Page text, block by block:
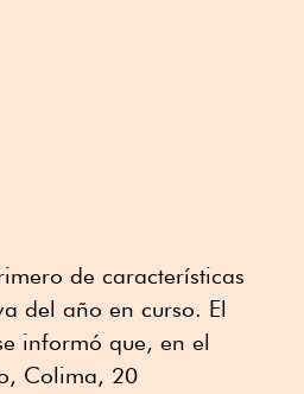
de características
del año en curso. El
informó que, en el
Colima, 20